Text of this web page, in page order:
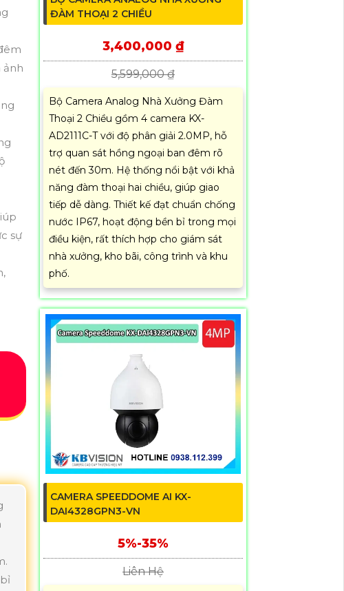
ảnh
sự
ĐÀM THOẠI 2 CHIỀU
3,400,000 ₫
5,599,000 ₫
Bộ Camera Analog Nhà Xưởng Đàm
Thoại 2 Chiều gồm 4 camera KX-
AD2111C-T với độ phân giải 2.0MP, hỗ
trợ quan sát hồng ngoại ban đêm rõ
nét đến 30m. Hệ thống nổi bật với khả
năng đàm thoại hai chiều, giúp giao
tiếp dễ dàng. Thiết kế đạt chuẩn chống
nước IP67, hoạt động bền bỉ trong mọi
điều kiện, rất thích hợp cho giám sát
nhà xưởng, kho bãi, công trình và khu
phố.
CAMERA SPEEDDOME AI KX-
DAI4328GPN3-VN
5%-35%
Liên Hệ